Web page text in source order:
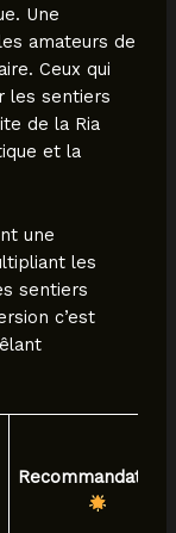
Une
amateurs de
Ceux qui
les sentiers
de la Ria
et la
une
les
sentiers
c’est
Recommandations